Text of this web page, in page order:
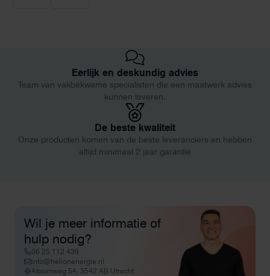
kwart van die kosten,
noodstroom voor de
Eerlijk en deskundig advies
Team van vakbekwame specialisten die een maatwerk advies
kunnen leveren.
De beste kwaliteit
Onze producten komen van de beste leveranciers en hebben
altijd minimaal 2 jaar garantie
Wil je meer informatie of
hulp nodig?
06 25 112 439
info@helionenergie.nl
Atoomweg 54, 3542 AB Utrecht